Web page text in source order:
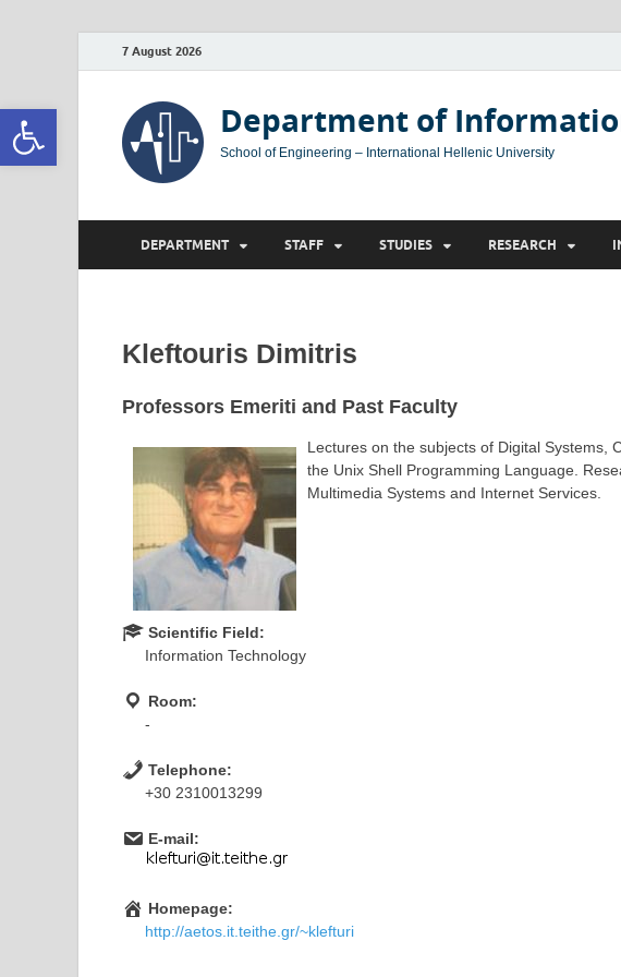
Open toolbar
7 August 2026
Department of
School of Engineering – International Hellenic University
DEPARTMENT STAFF STUDIES RESEARCH
Kleftouris Dimitris
Professors Emeriti and Past Faculty
Lectures on the subjects of Digital Systems,
the Unix Shell Programming Language.
Multimedia Systems and Internet Services.
Scientific Field:
Information Technology
Room:
-
Telephone:
+30 2310013299
E-mail:
Homepage:
http://aetos.it.teithe.gr/~klefturi